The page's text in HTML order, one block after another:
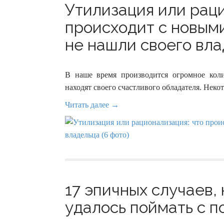
Утилизация или
происходит с
не нашли своего
В наше время производится огромное
находят своего счастливого обладателя.
Читать далее →
17 эпичных
удалось поймать с